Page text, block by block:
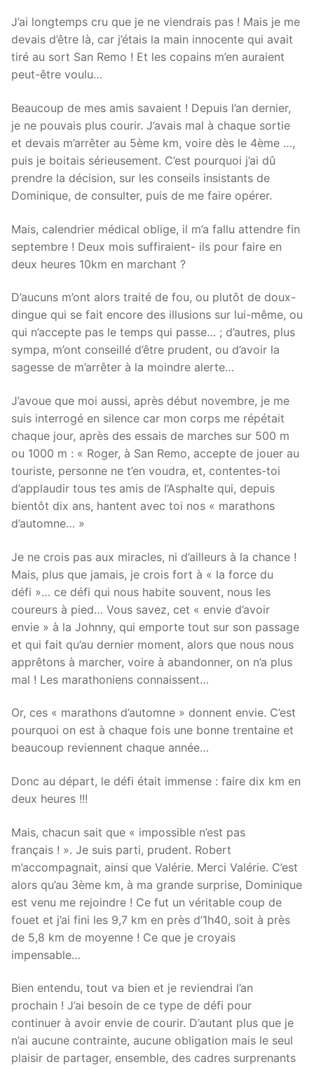
J’ai longtemps cru que je ne viendrais pas ! Mais je me
devais d’être là, car j’étais la main innocente qui avait
tiré au sort San Remo ! Et les copains m’en auraient
peut-être voulu…
Beaucoup de mes amis savaient ! Depuis l’an dernier,
je ne pouvais plus courir. J’avais mal à chaque sortie
et devais m’arrêter au 5ème km, voire dès le 4ème …,
puis je boitais sérieusement. C’est pourquoi j’ai dû
prendre la décision, sur les conseils insistants de
Dominique, de consulter, puis de me faire opérer.
Mais, calendrier médical oblige, il m’a fallu attendre fin
septembre ! Deux mois suffiraient- ils pour faire en
deux heures 10km en marchant ?
D’aucuns m’ont alors traité de fou, ou plutôt de doux-
dingue qui se fait encore des illusions sur lui-même, ou
qui n’accepte pas le temps qui passe… ; d’autres, plus
sympa, m’ont conseillé d’être prudent, ou d’avoir la
sagesse de m’arrêter à la moindre alerte…
J’avoue que moi aussi, après début novembre, je me
suis interrogé en silence car mon corps me répétait
chaque jour, après des essais de marches sur 500 m
ou 1000 m : « Roger, à San Remo, accepte de jouer au
touriste, personne ne t’en voudra, et, contentes-toi
d’applaudir tous tes amis de l’Asphalte qui, depuis
bientôt dix ans, hantent avec toi nos « marathons
d’automne… »
Je ne crois pas aux miracles, ni d’ailleurs à la chance !
Mais, plus que jamais, je crois fort à « la force du
défi »… ce défi qui nous habite souvent, nous les
coureurs à pied… Vous savez, cet « envie d’avoir
envie » à la Johnny, qui emporte tout sur son passage
et qui fait qu’au dernier moment, alors que nous nous
apprêtons à marcher, voire à abandonner, on n’a plus
mal ! Les marathoniens connaissent…
Or, ces « marathons d’automne » donnent envie. C’est
pourquoi on est à chaque fois une bonne trentaine et
beaucoup reviennent chaque année…
Donc au départ, le défi était immense : faire dix km en
deux heures !!!
Mais, chacun sait que « impossible n’est pas
français ! ». Je suis parti, prudent. Robert
m’accompagnait, ainsi que Valérie. Merci Valérie. C’est
alors qu’au 3ème km, à ma grande surprise, Dominique
est venu me rejoindre ! Ce fut un véritable coup de
fouet et j’ai fini les 9,7 km en près d’1h40, soit à près
de 5,8 km de moyenne ! Ce que je croyais
impensable…
Bien entendu, tout va bien et je reviendrai l’an
prochain ! J’ai besoin de ce type de défi pour
continuer à avoir envie de courir. D’autant plus que je
n’ai aucune contrainte, aucune obligation mais le seul
plaisir de partager, ensemble, des cadres surprenants